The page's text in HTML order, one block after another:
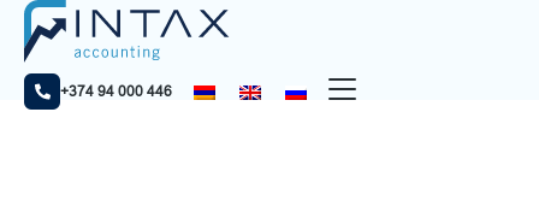
+374 94 000 446
Home
Փոփոխություն քաղաքաշինության ոլորտի մասնագետների
հավաստագրման անցումային կարգում